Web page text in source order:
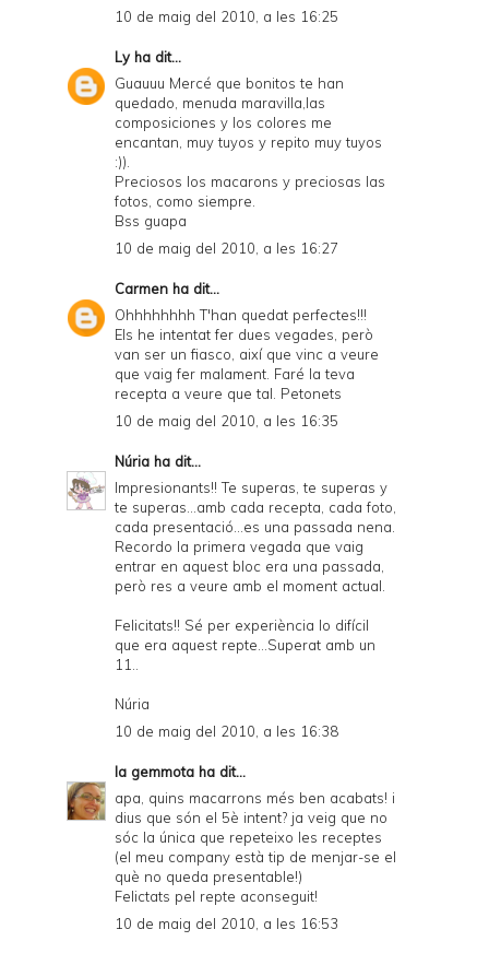
10 de maig del 2010, a les 16:25
Lyha dit...
Guauuu Mercé que bonitos te han
quedado, menuda maravilla,las
composiciones y los colores me
encantan, muy tuyos y repito muy tuyos
:)).
Preciosos los macarons y preciosas las
fotos, como siempre.
Bss guapa
10 de maig del 2010, a les 16:27
Carmen ha dit...
Ohhhhhhhh T'han quedat perfectes!!!
Els he intentat fer dues vegades, però
van ser un fiasco, així que vinc a veure
que vaig fer malament. Faré la teva
recepta a veure que tal. Petonets
10 de maig del 2010, a les 16:35
Núria ha dit...
Impresionants!! Te superas, te superas y
te superas...amb cada recepta, cada foto,
cada presentació...es una passada nena.
Recordo la primera vegada que vaig
entrar en aquest bloc era una passada,
però res a veure amb el moment actual.
Felicitats!! Sé per experiència lo difícil
que era aquest repte...Superat amb un
11..
Núria
10 de maig del 2010, a les 16:38
la gemmota ha dit...
apa, quins macarrons més ben acabats! i
dius que són el 5è intent? ja veig que no
sóc la única que repeteixo les receptes
(el meu company està tip de menjar-se el
què no queda presentable!)
Felictats pel repte aconseguit!
10 de maig del 2010, a les 16:53